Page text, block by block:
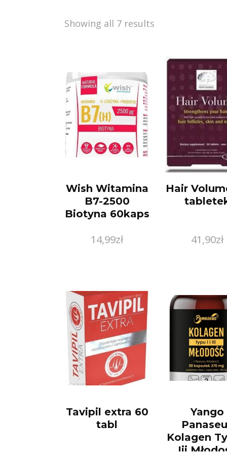
Showing all 7 results
Wish Witamina
B7-2500
Biotyna 60kaps
14,99zł
Hair
41,90zł
Tavipil extra 60
tabl
Yango
Kolagen
Iii